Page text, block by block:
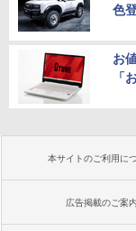
色
お
「
本サイトのご利用に
広告掲載のご案内